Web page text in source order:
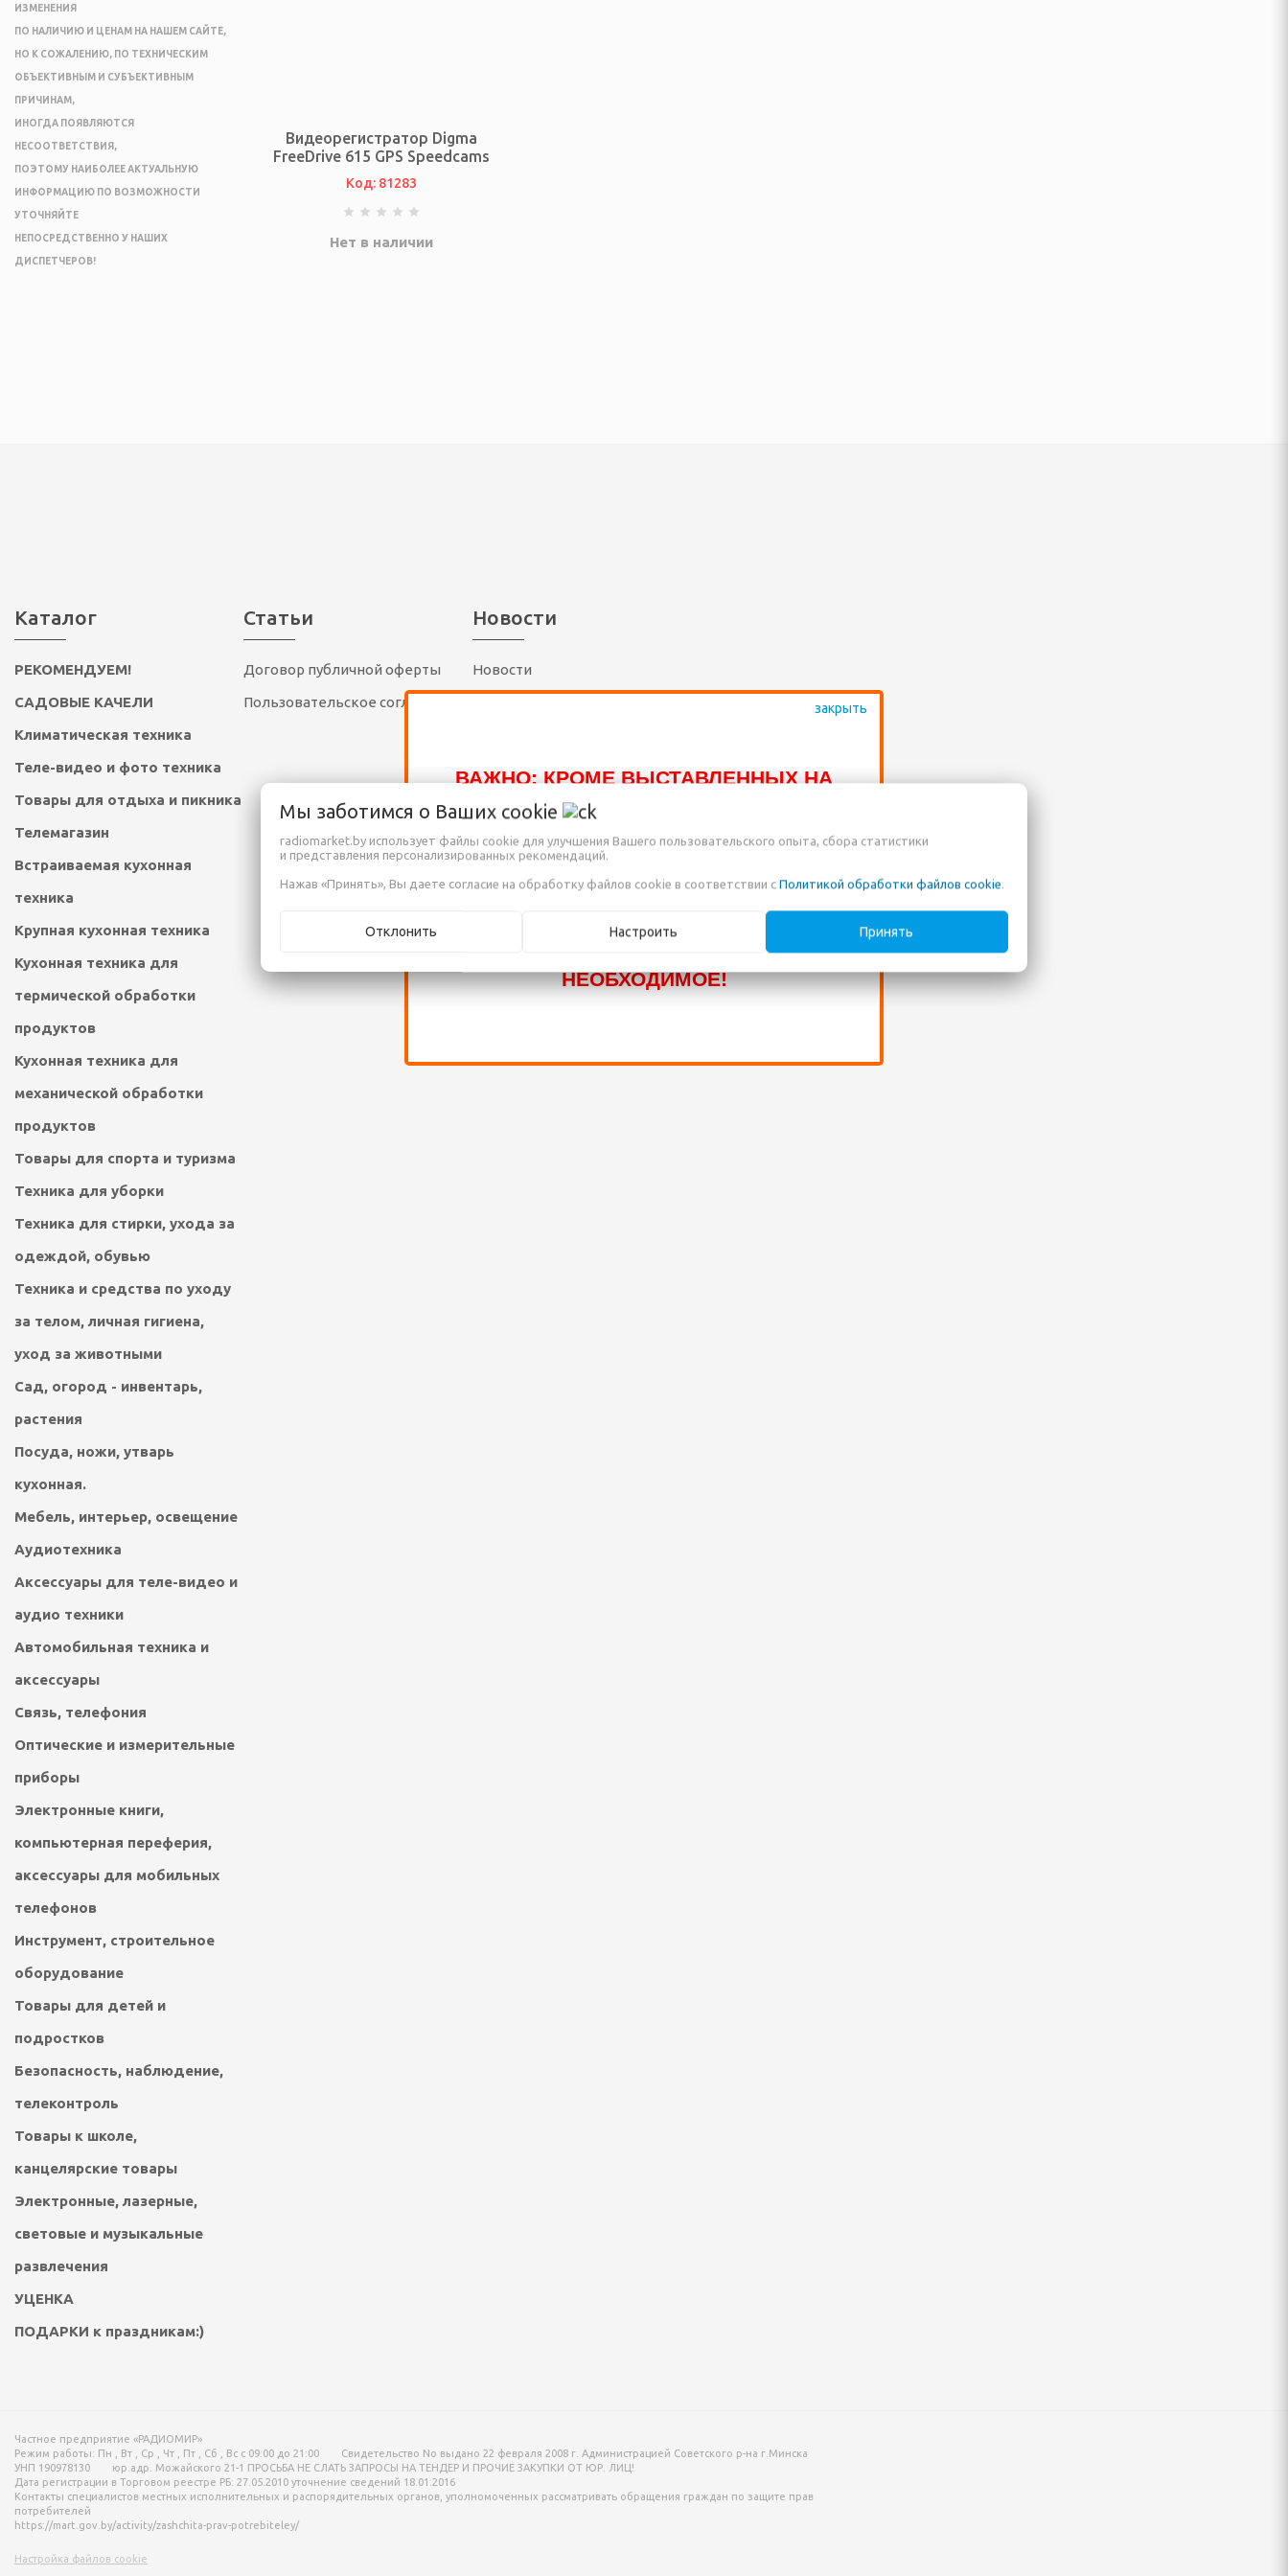
ВАЖНО: КРОМЕ ВЫСТАВЛЕННЫХ НА
САЙТЕ ТОВАРОВ, ДОСТУПНО К ПРОДАЖЕ
ЕЩЁ МНОГО ДРУГИХ НАИМЕНОВАНИЙ,
КОТОРЫЕ ПОКА ЕЩЁ НЕ ВНЕСЕНЫ В НАШ
КАТАЛОГ! ЗВОНИТЕ ПО НАШИМ
ТЕЛЕФОНАМ, ИЛИ ПИШИТЕ В ЧАТ И МЫ
ПОМОЖЕМ ВАМ ПРИОБРЕСТИ
НЕОБХОДИМОЕ!
ИЗМЕНЕНИЯ
ПО НАЛИЧИЮ И ЦЕНАМ НА НАШЕМ САЙТЕ,
НО К СОЖАЛЕНИЮ, ПО ТЕХНИЧЕСКИМ
ОБЪЕКТИВНЫМ И СУБЪЕКТИВНЫМ
ПРИЧИНАМ,
ИНОГДА ПОЯВЛЯЮТСЯ
НЕСООТВЕТСТВИЯ,
ПОЭТОМУ НАИБОЛЕЕ АКТУАЛЬНУЮ
ИНФОРМАЦИЮ ПО ВОЗМОЖНОСТИ
УТОЧНЯЙТЕ
НЕПОСРЕДСТВЕННО У НАШИХ
ДИСПЕТЧЕРОВ!
Видеорегистратор Digma
FreeDrive 615 GPS Speedcams
Код: 81283
Нет в наличии
Каталог
РЕКОМЕНДУЕМ!
САДОВЫЕ КАЧЕЛИ
Климатическая техника
Теле-видео и фото техника
Товары для отдыха и пикника
Телемагазин
Встраиваемая кухонная
техника
Крупная кухонная техника
Кухонная техника для
термической обработки
продуктов
Кухонная техника для
механической обработки
продуктов
Товары для спорта и туризма
Техника для уборки
Техника для стирки, ухода за
одеждой, обувью
Техника и средства по уходу
за телом, личная гигиена,
уход за животными
Сад, огород - инвентарь,
растения
Посуда, ножи, утварь
кухонная.
Мебель, интерьер, освещение
Аудиотехника
Аксессуары для теле-видео и
аудио техники
Автомобильная техника и
аксессуары
Связь, телефония
Оптические и измерительные
приборы
Электронные книги,
компьютерная переферия,
аксессуары для мобильных
телефонов
Инструмент, строительное
оборудование
Товары для детей и
подростков
Безопасность, наблюдение,
телеконтроль
Товары к школе,
канцелярские товары
Электронные, лазерные,
световые и музыкальные
развлечения
УЦЕНКА
ПОДАРКИ к праздникам:)
Статьи
Договор публичной оферты
Пользовательское соглашение
Новости
Новости
(25) 757-80-10
Radiomarket.by
Частное предприятие «РАДИОМИР»
Режим работы: Пн , Вт , Ср , Чт , Пт , Сб , Вс c 09:00 до 21:00
Свидетельство No выдано 22 февраля 2008 г. Администрацией Советского р-на г.Минска
УНП 190978130
юр.адр. Можайского 21-1 ПРОСЬБА НЕ СЛАТЬ ЗАПРОСЫ НА ТЕНДЕР И ПРОЧИЕ ЗАКУПКИ ОТ ЮР. ЛИЦ!
Дата регистрации в Торговом реестре РБ: 27.05.2010 уточнение сведений 18.01.2016
Контакты специалистов местных исполнительных и распорядительных органов, уполномоченных рассматривать обращения граждан по защите прав
потребителей
https://mart.gov.by/activity/zashchita-prav-potrebiteley/
Настройка файлов cookie
Мы заботимся о Ваших cookie
radiomarket.by использует файлы cookie для улучшения Вашего пользовательского опыта, сбора статистики
и представления персонализированных рекомендаций.
Нажав «Принять», Вы даете согласие на обработку файлов cookie в соответствии с Политикой обработки файлов cookie.
Отклонить Настроить Принять